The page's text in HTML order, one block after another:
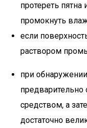
протереть пятна
промокнуть
если
раствором
при
предварительно
средством, а
достаточно